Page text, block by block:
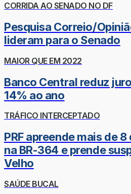
CORRIDA AO SENADO NO DF
Pesquisa Correio/
lideram para o Senado
MAIOR QUE EM 2022
Banco Central reduz
14% ao ano
TRÁFICO INTERCEPTADO
PRF apreende mais de
na BR-364 e prende
Velho
SAÚDE BUCAL